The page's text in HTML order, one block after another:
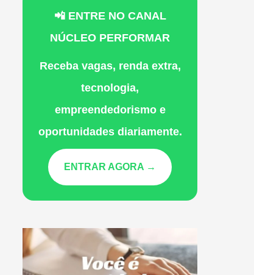
📲 ENTRE NO CANAL
NÚCLEO PERFORMAR
Receba vagas, renda extra,
tecnologia,
empreendedorismo e
oportunidades diariamente.
ENTRAR AGORA →